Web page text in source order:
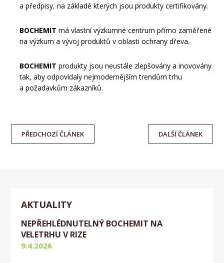
a předpisy, na základě kterých jsou produkty certifikovány.
BOCHEMIT má vlastní výzkumné centrum přímo zaměřené
na výzkum a vývoj produktů v oblasti ochrany dřeva.
BOCHEMIT produkty jsou neustále zlepšovány a inovovány
tak, aby odpovídaly nejmodernějším trendům trhu
a požadavkům zákazníků.
PŘEDCHOZÍČLÁNEK DALŠÍČLÁNEK
AKTUALITY
NEPŘEHLÉDNUTELNÝ BOCHEMIT NA
VELETRHU V RIZE
9.4.2026